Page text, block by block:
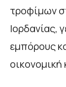
τροφίμων
Ιορδανίας,
εμπόρους